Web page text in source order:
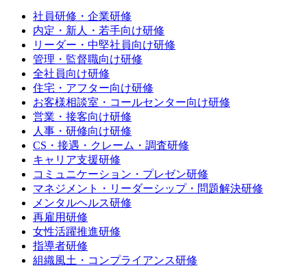
社員研修・企業研修
内定・新人・若手向け研修
リーダー・中堅社員向け研修
管理・監督職向け研修
全社員向け研修
住宅・アフター向け研修
お客様相談室・コールセンター向け研修
営業・接客向け研修
人事・研修向け研修
CS・接遇・クレーム・調査研修
キャリア支援研修
コミュニケーション・プレゼン研修
マネジメント・リーダーシップ・問題解決研修
メンタルヘルス研修
再雇用研修
女性活躍推進研修
指導者研修
組織風土・コンプライアンス研修